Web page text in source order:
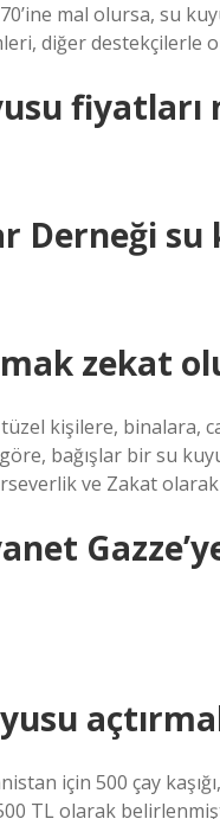
mal olursa, su
diğer destekçilerle
fiyatları
Derneği su
zekat
kişilere, binalara,
bağışlar bir su
ve Zakat
için 500 çay
TL olarak